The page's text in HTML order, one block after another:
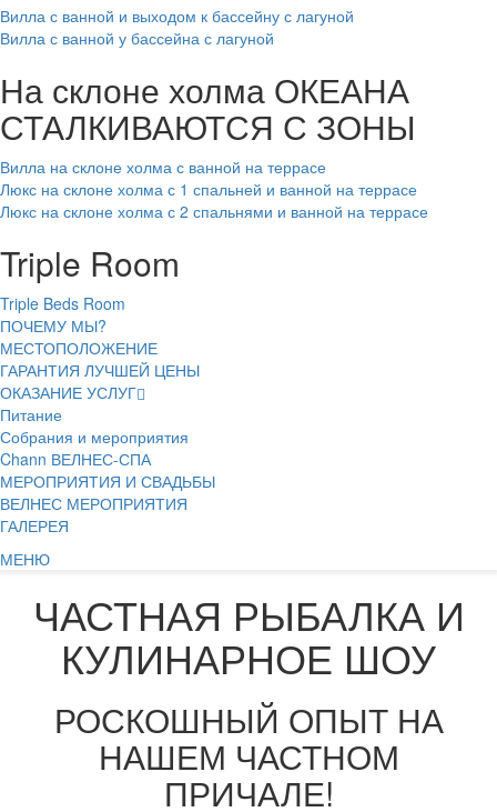
Вилла с ванной и выходом к бассейну с лагуной
Вилла с ванной у бассейна с лагуной
На склоне холма ОКЕАНА
СТАЛКИВАЮТСЯ С ЗОНЫ
Вилла на склоне холма с ванной на террасе
Люкс на склоне холма с 1 спальней и ванной на террасе
Люкс на склоне холма с 2 спальнями и ванной на террасе
Triple Room
Triple Beds Room
ПОЧЕМУ МЫ?
МЕСТОПОЛОЖЕНИЕ
ГАРАНТИЯ ЛУЧШЕЙ ЦЕНЫ
ОКАЗАНИЕ УСЛУГ
Питание
Собрания и мероприятия
Chann ВЕЛНЕС-СПА
МЕРОПРИЯТИЯ И СВАДЬБЫ
ВЕЛНЕС МЕРОПРИЯТИЯ
ГАЛЕРЕЯ
МЕНЮ
ЧАСТНАЯ РЫБАЛКА И
КУЛИНАРНОЕ ШОУ
РОСКОШНЫЙ ОПЫТ НА
НАШЕМ ЧАСТНОМ
ПРИЧАЛЕ!